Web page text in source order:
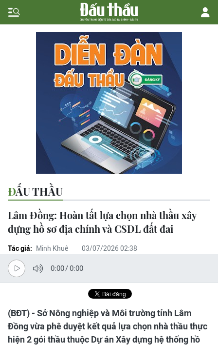
ĐẤU THẦU
Lâm Đồng: Hoàn tất lựa chọn nhà thầu xây
dựng hồ sơ địa chính và CSDL đất đai
Tác giả: Minh Khuê 03/07/2026 02:38
0:00/0:00
(BĐT) - Sở Nông nghiệp và Môi trường tỉnh Lâm
Đồng vừa phê duyệt kết quả lựa chọn nhà thầu thực
hiện 2 gói thầu thuộc Dự án Xây dựng hệ thống hồ